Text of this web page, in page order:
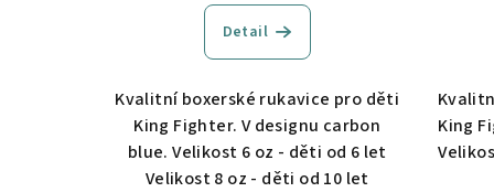
ů
Detail
Kvalitní boxerské rukavice pro děti
King Fighter. V designu carbon
blue. Velikost 6 oz - děti od 6 let
Velikost 8 oz - děti od 10 let
King